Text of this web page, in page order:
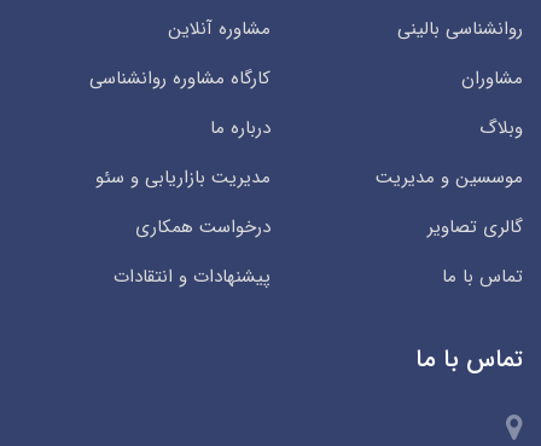
روانشناسی بالینی
مشاوره آنلاین
مشاوران
کارگاه مشاوره روانشناسی
وبلاگ
درباره ما
موسسین و مدیریت
مدیریت بازاریابی و سئو
گالری تصاویر
درخواست همکاری
تماس با ما
پیشنهادات و انتقادات
تماس با ما